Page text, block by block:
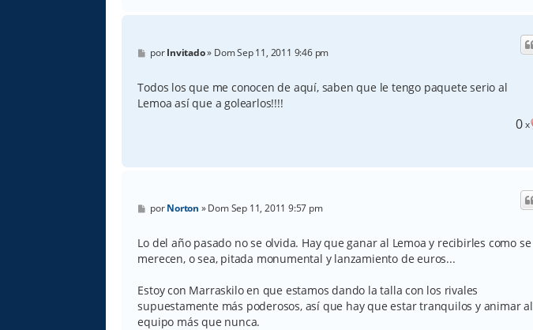
M
e
s
a
j
porInvitado» Dom Sep 11, 2011 9:46 pm
Todos los que me conocen de aquí, saben que le tengo paquete serio al
Lemoa así que a golearlos!!!!
0x
M
e
s
a
j
porNorton »Dom Sep 11, 2011 9:57 pm
Lo del año pasado no se olvida. Hay que ganar al Lemoa y recibirles como se
merecen, o sea, pitada monumental y lanzamiento de euros...
Estoy con Marraskilo en que estamos dando la talla con los rivales
supuestamente más poderosos, así que hay que estar tranquilos y animar al
equipo más que nunca.